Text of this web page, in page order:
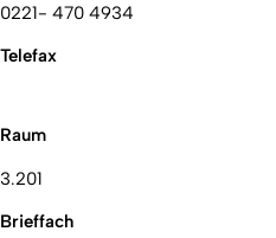
0221- 470 4934
Telefax
Raum
3.201
Brieffach